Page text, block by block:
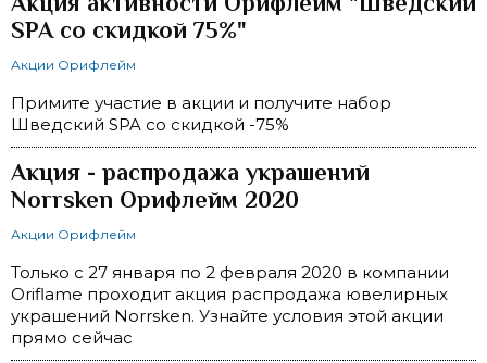
SPA со скидкой 75%"
Акции Орифлейм
Примите участие в акции и получите набор
Шведский SPA со скидкой -75%
Акция - распродажа украшений
Norrsken Орифлейм 2020
Акции Орифлейм
Только с 27 января по 2 февраля 2020 в компании
Oriflame проходит акция распродажа ювелирных
украшений Norrsken. Узнайте условия этой акции
прямо сейчас